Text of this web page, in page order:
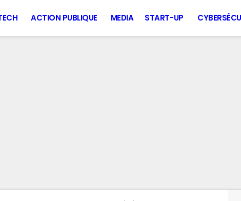
ACTION PUBLIQUE MEDIA START-UP